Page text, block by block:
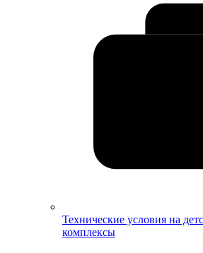
Технические условия на
комплексы